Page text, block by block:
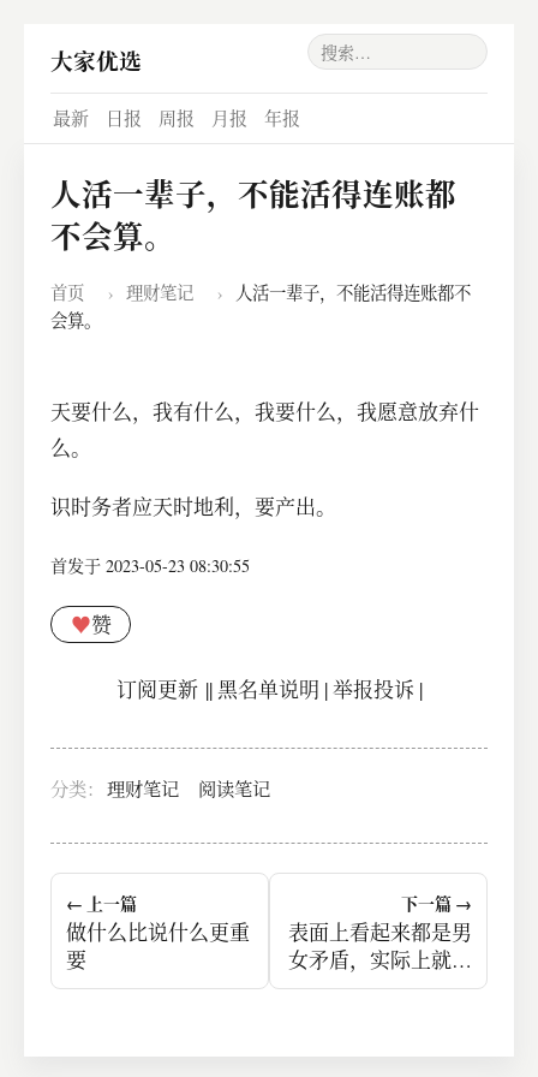
大家优选
最新 日报 周报 月报 年报
人活一辈子，不能活得连账都
不会算。
首页 › 理财笔记 ›
人活一辈子，不能活得连账都不
会算。
天要什么，我有什么，我要什么，我愿意放弃什
么。
识时务者应天时地利，要产出。
首发于 2023-05-23 08:30:55
♥赞
订阅更新||黑名单说明 |举报投诉 |
分类： 理财笔记 阅读笔记
← 上一篇
做什么比说什么更重
要
下一篇 →
表面上看起来都是男
女矛盾，实际上就是
收入矛盾。